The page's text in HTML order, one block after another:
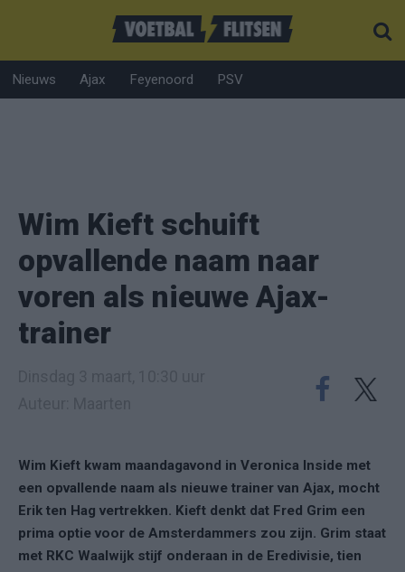
Nieuws Ajax Feyenoord PSV
Wim Kieft schuift
opvallende naam naar
voren als nieuwe Ajax-
trainer
Wim Kieft kwam maandagavond in Veronica Inside met
een opvallende naam als nieuwe trainer van Ajax, mocht
Erik ten Hag vertrekken. Kieft denkt dat Fred Grim een
prima optie voor de Amsterdammers zou zijn. Grim staat
met RKC Waalwijk stijf onderaan in de Eredivisie, tien